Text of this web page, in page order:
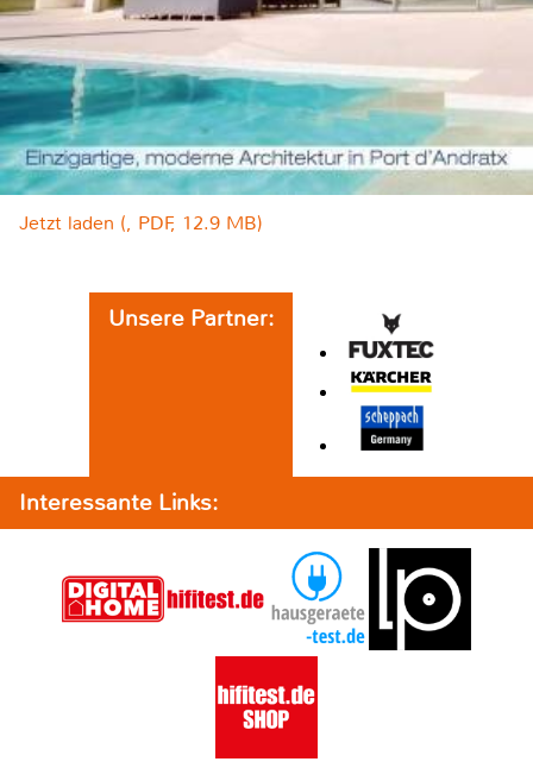
Jetzt laden (, PDF, 12.9 MB)
Unsere Partner:
Interessante Links: